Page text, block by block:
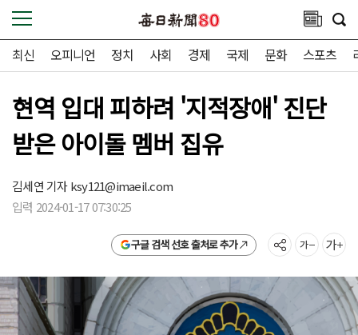
최신 오피니언 정치 사회 경제 국제 문화 스포츠
현역 입대 피하려 '지적장애' 진단
받은 아이돌 멤버 집유
김세연 기자ksy121@imaeil.com
입력 2024-01-17 07:30:25
구글 검색 선호 출처로 추가